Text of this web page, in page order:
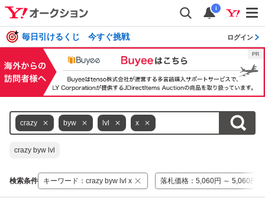
i
毎日引けるくじ 今すぐ挑戦 ログイン
crazy byw lvl x
crazy byw lvl
検索条件 キーワード ： crazy byw lvl x 落札価格 ： 5,060円 ～ 5,060円